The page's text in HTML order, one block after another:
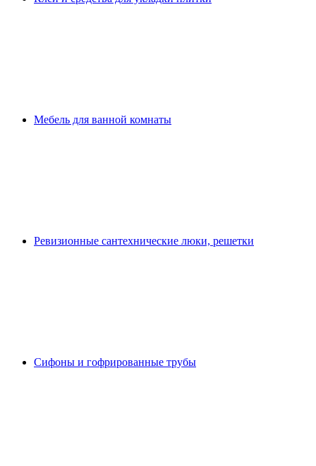
Мебель для ванной комнаты
Ревизионные сантехнические люки, решетки
Сифоны и гофрированные трубы